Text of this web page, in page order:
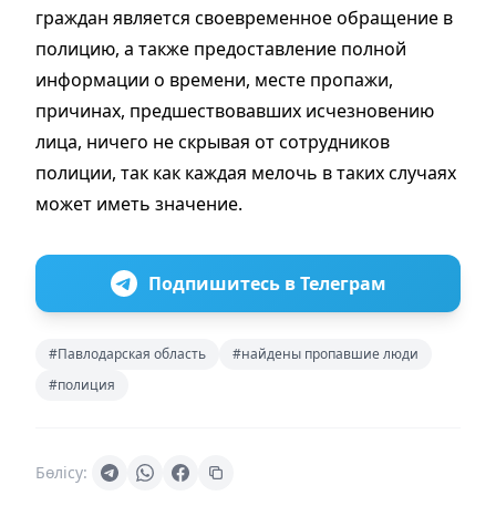
граждан является своевременное обращение в
полицию, а также предоставление полной
информации о времени, месте пропажи,
причинах, предшествовавших исчезновению
лица, ничего не скрывая от сотрудников
полиции, так как каждая мелочь в таких случаях
может иметь значение.
Подпишитесь в Телеграм
#Павлодарская область
#найдены пропавшие люди
#полиция
Бөлісу: